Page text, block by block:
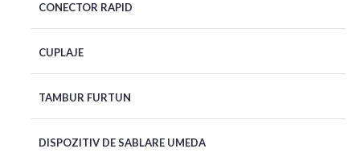
CONECTOR RAPID
CUPLAJE
TAMBUR FURTUN
DISPOZITIV DE SABLARE UMEDA